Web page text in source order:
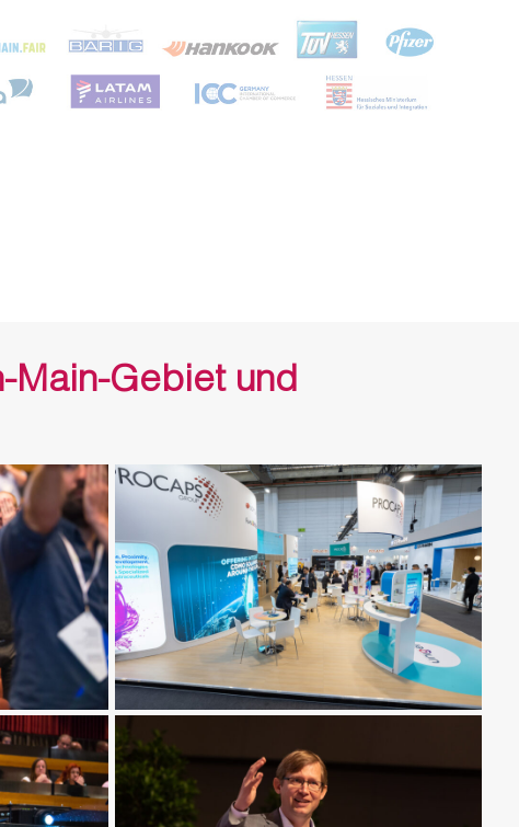
Main-Gebiet und